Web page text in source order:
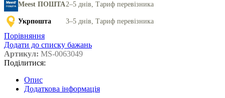
Meest ПОШТА2–5 днів, Тариф перевізника
Укрпошта 3–5 днів, Тариф перевізника
Порівняння
Додати до списку бажань
Артикул: MS-0063049
Поділитися:
Опис
Додаткова інформація